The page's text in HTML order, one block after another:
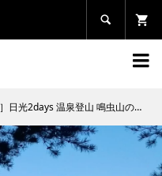


2days 温泉登山 鳴虫山の見どころをご紹介！